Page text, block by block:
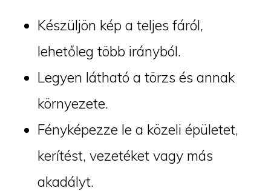
Készüljön kép a teljes fáról,
lehetőleg több irányból.
Legyen látható a törzs és annak
környezete.
Fényképezze le a közeli épületet,
kerítést, vezetéket vagy más
akadályt.